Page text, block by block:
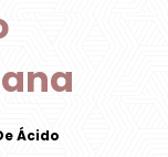
Ácido